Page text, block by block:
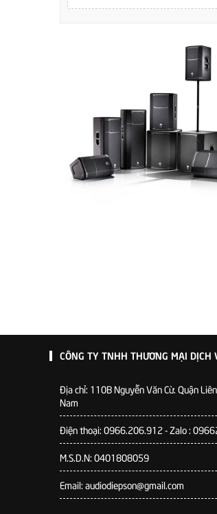
TOA A-1724
CÔNG TY TNHH THƯƠNG MẠI DỊCH
Địa chỉ: 110B Nguyễn Văn Cừ. Quận
Nam
Điện thoại: 0966.206.912 - Zalo :
M.S.D.N: 0401808059
Email: audiodiepson@gmail.com